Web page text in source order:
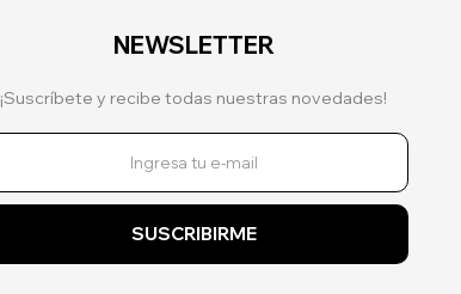
NEWSLETTER
¡Suscríbete y recibe todas nuestras novedades!
SUSCRIBIRME